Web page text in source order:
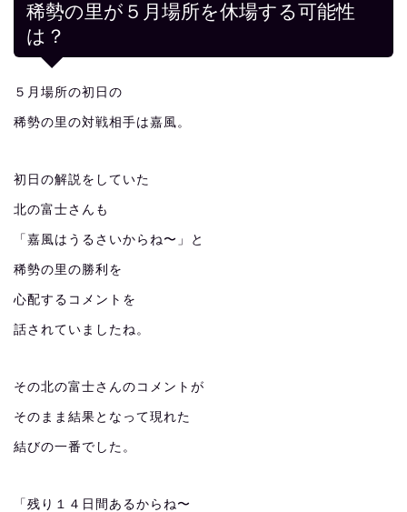
稀勢の里が５月場所を休場する可能性
は？
５月場所の初日の
稀勢の里の対戦相手は嘉風。
初日の解説をしていた
北の富士さんも
「嘉風はうるさいからね〜」と
稀勢の里の勝利を
心配するコメントを
話されていましたね。
その北の富士さんのコメントが
そのまま結果となって現れた
結びの一番でした。
「残り１４日間あるからね〜